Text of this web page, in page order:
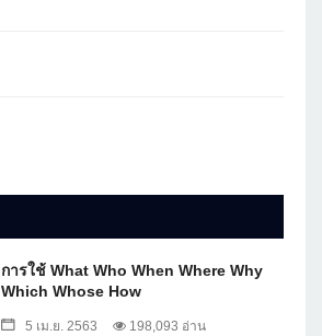
การใช้ What Who When Where Why
Which Whose How
5 เม.ย. 2563 198,093 อ่าน